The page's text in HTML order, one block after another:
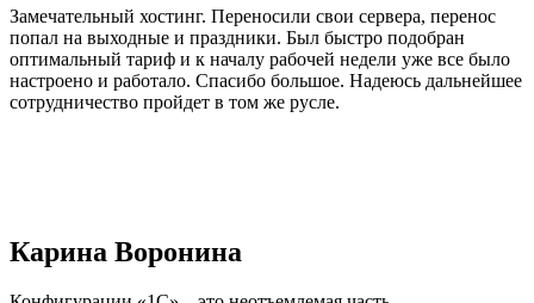
Замечательный хостинг. Переносили свои сервера, перенос
попал на выходные и праздники. Был быстро подобран
оптимальный тариф и к началу рабочей недели уже все было
настроено и работало. Спасибо большое. Надеюсь дальнейшее
сотрудничество пройдет в том же русле.
Карина Воронина